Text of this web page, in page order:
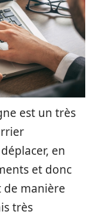
est un très
en
et donc
manière
très